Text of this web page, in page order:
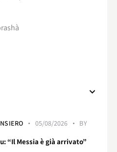
05/08/2026
BY
“Il Messia è già arrivato”